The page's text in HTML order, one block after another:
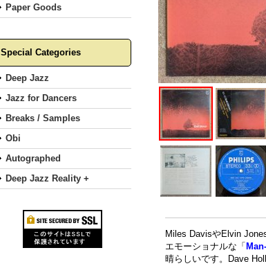
Paper Goods
Special Categories
Deep Jazz
Jazz for Dancers
Breaks / Samples
Obi
Autographed
Deep Jazz Reality +
Miles DavisやElvin
エモーショナルな「
晴らしいです。Dave